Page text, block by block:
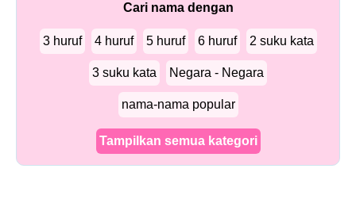
Cari nama dengan
3 huruf 4 huruf 5 huruf 6 huruf 2 suku kata
3 suku kata Negara - Negara
nama-nama popular
Tampilkan semua kategori